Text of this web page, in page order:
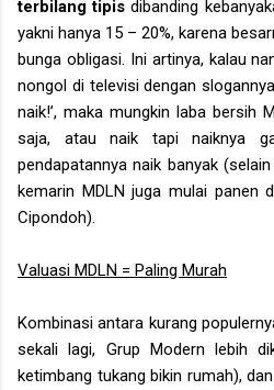
terbilang tipis dibanding
yakni hanya 15 – 20%, karena
bunga obligasi. Ini artinya, kalau
nongol di televisi dengan
naik!’, maka mungkin laba bersih
saja, atau naik tapi naiknya
pendapatannya naik banyak
kemarin MDLN juga mulai panen
Cipondoh).
Valuasi MDLN = Paling Murah
Kombinasi antara kurang
sekali lagi, Grup Modern lebih
ketimbang tukang bikin rumah),